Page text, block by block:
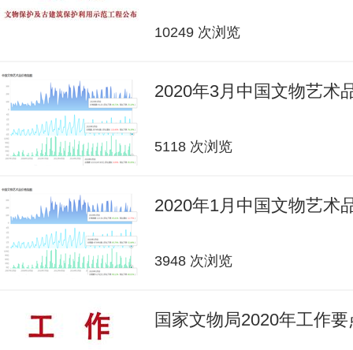
10249 次浏览
2020年3月中国文物艺术
5118 次浏览
2020年1月中国文物艺术
3948 次浏览
国家文物局2020年工作要